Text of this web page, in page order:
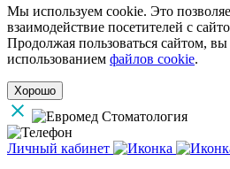
Мы используем cookie. Это
взаимодействие посетителей с
Продолжая пользоваться сайтом, вы
использованием файлов cookie.
Хорошо
Личный кабинет